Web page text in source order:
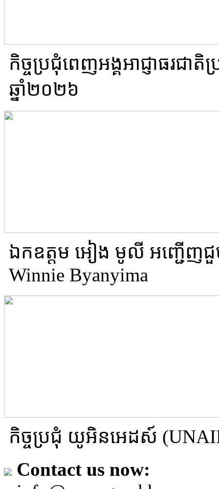
កិច្ចប្រជុំពេញអង្គអាជ្ញាធរជ
ឆ្នាំ២០២៦
ឯកឧត្តម អៀង មូលី អញ្ជើញជួ
Winnie Byanyima
កិច្ចប្រជុំ យូអិនអេដស៍
Contact us now: